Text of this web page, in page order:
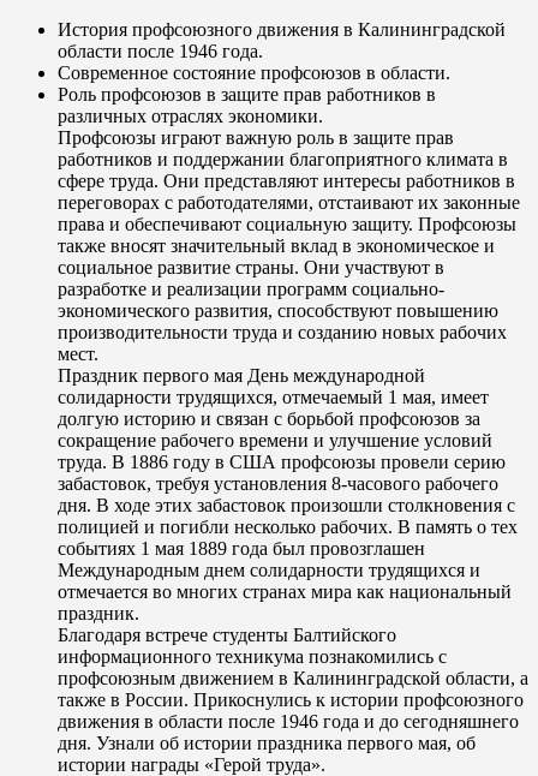
История профсоюзного движения в Калининградской
области после 1946 года.
Современное состояние профсоюзов в области.
Роль профсоюзов в защите прав работников в
различных отраслях экономики.
Профсоюзы играют важную роль в защите прав
работников и поддержании благоприятного климата в
сфере труда. Они представляют интересы работников в
переговорах с работодателями, отстаивают их законные
права и обеспечивают социальную защиту. Профсоюзы
также вносят значительный вклад в экономическое и
социальное развитие страны. Они участвуют в
разработке и реализации программ социально-
экономического развития, способствуют повышению
производительности труда и созданию новых рабочих
мест.
Праздник первого мая День международной
солидарности трудящихся, отмечаемый 1 мая, имеет
долгую историю и связан с борьбой профсоюзов за
сокращение рабочего времени и улучшение условий
труда. В 1886 году в США профсоюзы провели серию
забастовок, требуя установления 8-часового рабочего
дня. В ходе этих забастовок произошли столкновения с
полицией и погибли несколько рабочих. В память о тех
событиях 1 мая 1889 года был провозглашен
Международным днем солидарности трудящихся и
отмечается во многих странах мира как национальный
праздник.
Благодаря встрече студенты Балтийского
информационного техникума познакомились с
профсоюзным движением в Калининградской области, а
также в России. Прикоснулись к истории профсоюзного
движения в области после 1946 года и до сегодняшнего
дня. Узнали об истории праздника первого мая, об
истории награды «Герой труда».